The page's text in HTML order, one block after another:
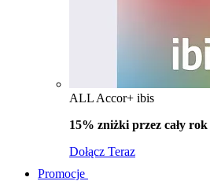
ALL Accor+ ibis
15% zniżki przez cały rok
Dołącz Teraz
Promocje